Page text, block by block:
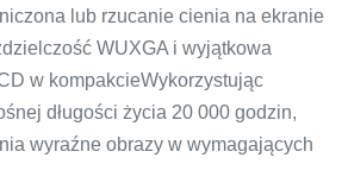
lub rzucanie cienia na ekranie
WUXGA i wyjątkowa
w kompakcieWykorzystując
długości życia 20 000 godzin,
wyraźne obrazy w wymagających